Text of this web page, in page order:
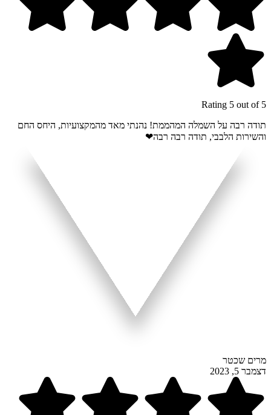
Rating 5 out of 5
תודה רבה על השמלה המהממת! נהנתי מאד מהמקצועיות, היחס החם
והשירות הלבבי, תודה רבה רבה❤
מרים שכטר
דצמבר 5, 2023